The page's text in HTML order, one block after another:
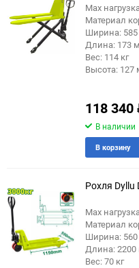
Max
Материал
Ширина:
Длина: 173
Вес: 114 кг
Высота: 127
118 340
В наличии
В корзину
Рохля Dyllu
Max
Материал
Ширина:
Длина:
Вес: 70 кг